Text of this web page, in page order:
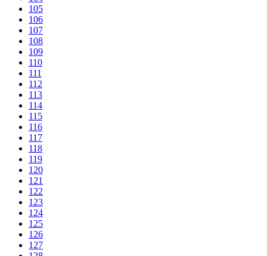
105
106
107
108
109
110
111
112
113
114
115
116
117
118
119
120
121
122
123
124
125
126
127